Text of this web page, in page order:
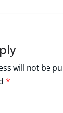
will not be
*